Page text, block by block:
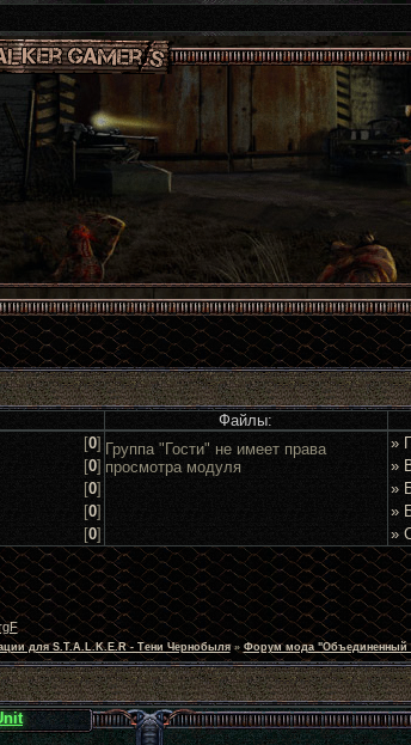
Файлы:
[0]
[0]
[0]
[0]
[0]
Группа "Гости" не имеет права
просмотра модуля
»
»
»
для S.T.A.L.K.E.R - Тени Чернобыля » Форум мода "Объединенный